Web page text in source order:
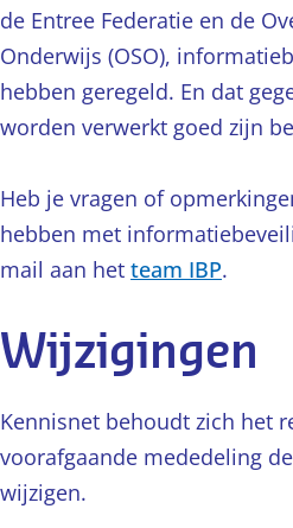
de Entree Federatie en de
Onderwijs (OSO),
hebben geregeld. En dat
worden verwerkt goed zijn
Heb je vragen of
hebben met
mail aan het team IBP.
Wijzigingen
Kennisnet behoudt zich het
voorafgaande mededeling
wijzigen.